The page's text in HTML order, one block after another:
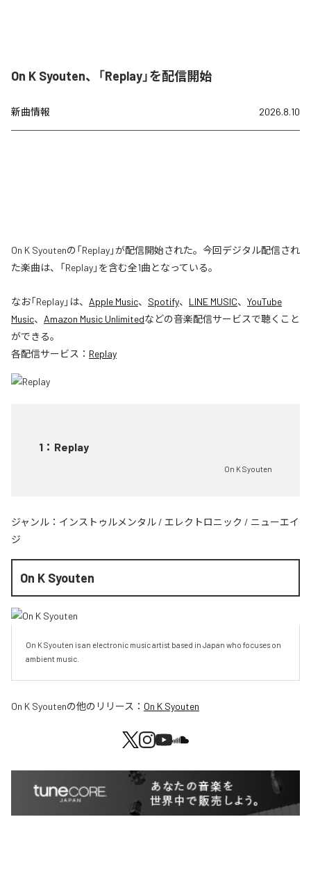
On K Syouten、「Replay」を配信開始
新曲情報 2026.8.10
On K Syoutenの「Replay」が配信開始された。今回デジタル配信され
た楽曲は、「Replay」を含む全1曲となっている。
なお「Replay」は、 Apple Music、 Spotify、 LINE MUSIC、 YouTube
Music、 Amazon Music Unlimitedなどの音楽配信サービスで聴くこと
ができる。
各配信サービス： Replay
1 ： Replay
On K Syouten
ジャンル： インストゥルメンタル / エレクトロニック / ニューエイ
ジ
On K Syouten
On K Syouten is an electronic music artist based in Japan who focuses on
ambient music.
On K Syoutenの他のリリース： On K Syouten